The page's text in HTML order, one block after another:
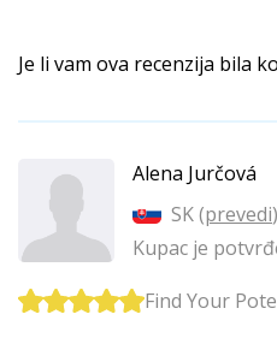
Je li vam ova recenzija bila
Alena Jurčová
SK (prevedi)
Kupac je
Find Your